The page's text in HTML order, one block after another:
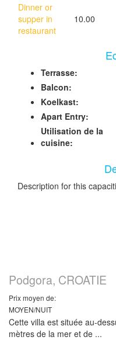
Dinner or
supper in
restaurant
10.00
Terrasse:
Balcon:
Koelkast:
Apart Entry:
Utilisation de la
cuisine:
Description for this
Podgora, CROATIE
Prix moyen de:
MOYEN/NUIT
Cette villa est située au-
mètres de la mer et de ...